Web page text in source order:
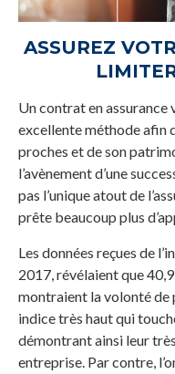
ASSUREZ
Un contrat en assurance
excellente méthode afin
proches et de son
l’avènement d’une
pas l’unique atout de
prête beaucoup plus
Les données reçues de
2017, révélaient que
montraient la volonté de
indice très haut qui
démontrant ainsi leur
entreprise. Par contre,